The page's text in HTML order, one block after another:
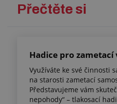
Přečtěte si
Hadice pro zametací
Využíváte ke své činnosti
na starosti zametací
Představujeme vám
nepohody“ – tlakosací